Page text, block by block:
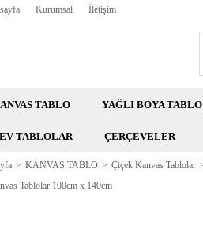
Kurumsal İletişim
TABLO YAĞLI BOYA TABLO
TABLOLAR ÇERÇEVELER
KANVAS TABLO Çiçek Kanvas Tablolar